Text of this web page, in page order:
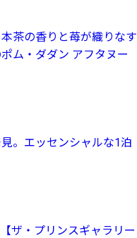
茶の香りと苺が織りなす
ム・ダダン アフタヌー
。エッセンシャルな1泊
ザ・プリンスギャラリー